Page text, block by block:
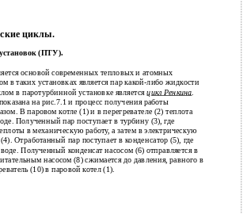
циклы.
(ПТУ).
основой современных тепловых и атомных
в таких установках является пар какой-либо жидкости
в паротурбинной установке являетсяцикл Ренкина
на рис.7.1 и процесс получения работы
В паровом котле (1) и в перегревателе (2) теплота
Полученный пар поступает в турбину (3), где
в механическую работу, а затем в электрическую
Отработанный пар поступает в конденсатор (5), где
Полученный конденсат насосом (6) отправляется в
насосом (8) сжимается до давления, равного в
(10) в паровой котел (1).